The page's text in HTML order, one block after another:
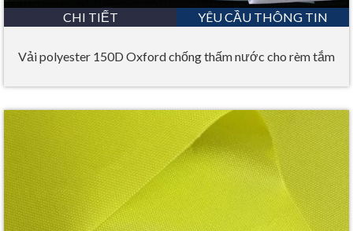
CHI TIẾT YÊU CẦU THÔNG TIN
Vải polyester 150D Oxford chống thấm nước cho rèm tắm